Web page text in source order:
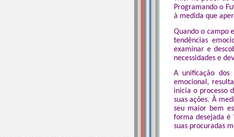
Programando o
à medida que
Quando o campo
tendências
examinar e
necessidades e
A unificação
emocional,
inicia o processo
suas ações. À
seu maior bem
forma desejada é
suas procuradas